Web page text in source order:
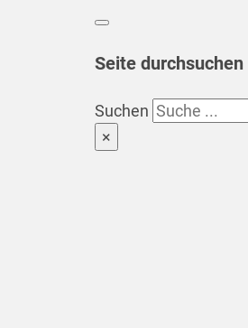
Seite durchsuchen
Suchen
×